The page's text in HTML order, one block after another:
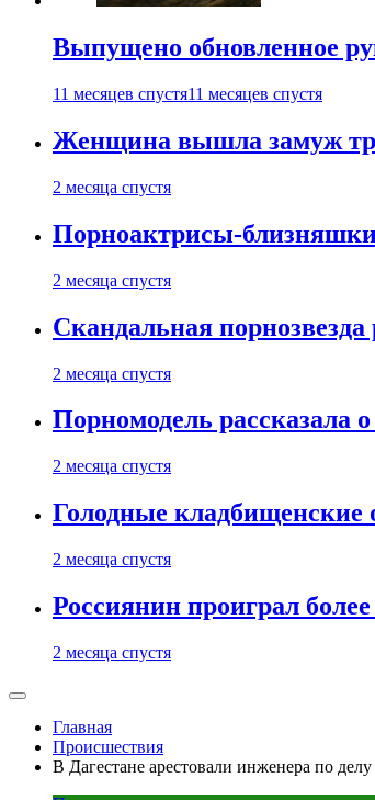
Выпущено обновленное
11 месяцев спустя11 месяцев спустя
Женщина вышла замуж
2 месяца спустя
Порноактрисы-близняшки
2 месяца спустя
Скандальная
2 месяца спустя
Порномодель рассказала
2 месяца спустя
Голодные кладбищенские
2 месяца спустя
Россиянин проиграл
2 месяца спустя
Главная
Происшествия
В Дагестане арестовали инженера по